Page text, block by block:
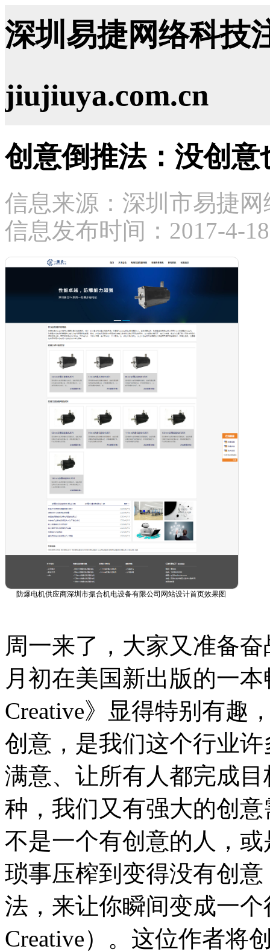
深圳易捷网络科技
jiujiuya.com.cn
创意倒推法：没创
信息来源：深圳市易捷
信息发布时间：2017-4-
防爆电机供应商深圳市振合机电设备有限公司网站设计首页效果图
周一来了，大家又准备
月初在美国新出版的一本
Creative》显得特别有趣
创意，是我们这个行业
满意、让所有人都完成
种，我们又有强大的创
不是一个有创意的人，
琐事压榨到变得没有创
法，来让你瞬间变成一个
Creative）。 这位作者将